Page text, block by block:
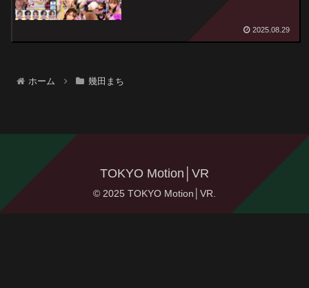
この中で中出しできる女の子は誰
だ！？ ピンサロインフルエンサ
ー300回さん監修 花びら10回転実
2025.08.29
ホーム 幾田まち
TOKYO Motion│VR
© 2025 TOKYO Motion│VR.